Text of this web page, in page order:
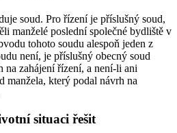
soud. Pro řízení je příslušný soud,
manželé poslední společné bydliště v
tohoto soudu alespoň jeden z
není, je příslušný obecný soud
na zahájení řízení, a není-li ani
manžela, který podal návrh na
situaci řešit